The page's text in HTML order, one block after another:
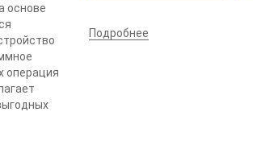
основе
операция
Подробнее